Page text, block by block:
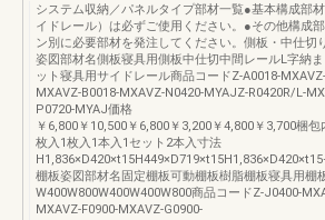
システム収納／パネルタイプ部材一覧●基本構成部
イドレール）は必ずご使用ください。●その他構成
ン別に必要部材を発注してください。側板・中仕切
姿図部材名側板寝具用側板中仕切中間レールL字納
ット寝具用サイドレール商品コードZ-A0018-
MXAVZ-B0018-MXAVZ-N0420-MYAJZ-R0420R/L-
P0720-MYAJ価格
￥6,800￥10,500￥6,800￥3,200￥4,800￥3,700梱包
枚入1枚入1本入1セット2本入寸法
棚板姿図部材名固定棚板可動棚板樹脂棚板寝具用棚
W400W800W400W400W800商品コードZ-J0400-
MXAVZ-F0900-MXAVZ-G0900-